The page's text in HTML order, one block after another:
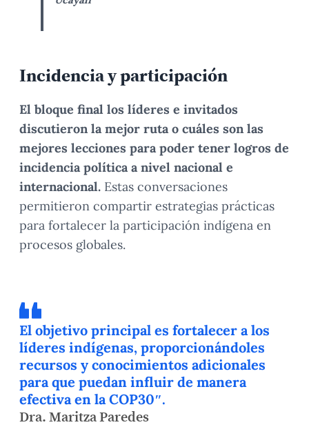
Incidencia y participación
El bloque final los líderes e invitados
discutieron la mejor ruta o cuáles son las
mejores lecciones para poder tener logros de
incidencia política a nivel nacional e
internacional. Estas conversaciones
permitieron compartir estrategias prácticas
para fortalecer la participación indígena en
procesos globales.
El objetivo principal es fortalecer a los
líderes indígenas, proporcionándoles
recursos y conocimientos adicionales
para que puedan influir de manera
efectiva en la COP30″.
Dra. Maritza Paredes